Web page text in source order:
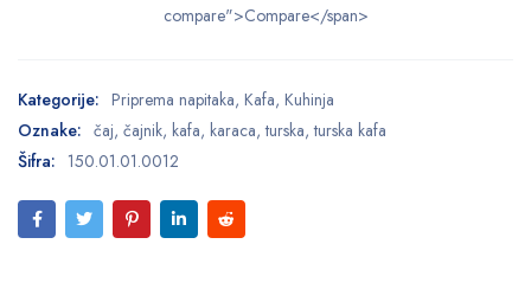
compare">Compare</span>
Kategorije: Priprema napitaka, Kafa, Kuhinja
Oznake: čaj, čajnik, kafa, karaca,turska,turska kafa
Šifra: 150.01.01.0012